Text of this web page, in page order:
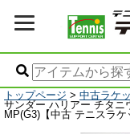
トップページ > 中古ラケ
サンダー ハリアー チタニ
MP(G3)【中古 テニスラケ